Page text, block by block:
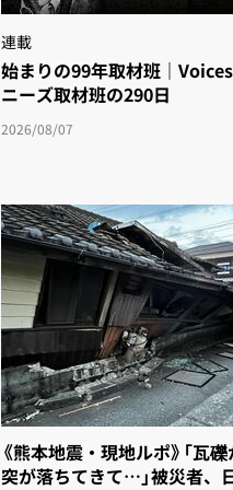
連載
始まりの99年取材班｜
ニーズ取材班の290日
2026/08/07
《熊本地震・現地ルポ》「瓦
突が落ちてきて…」被災者、